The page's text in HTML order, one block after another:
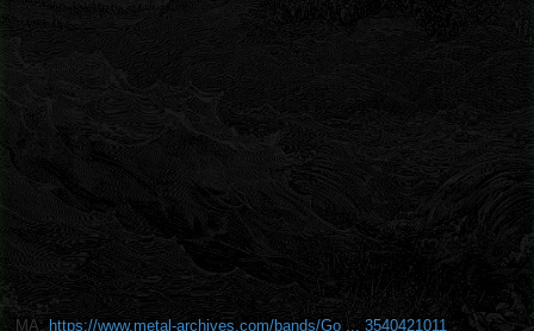
MA: https://www.metal-archives.com/bands/Go ... 3540421011